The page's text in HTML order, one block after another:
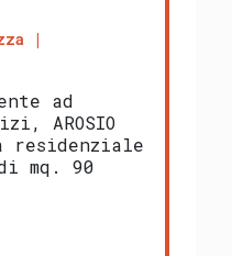
ad
AROSIO
residenziale
mq. 90